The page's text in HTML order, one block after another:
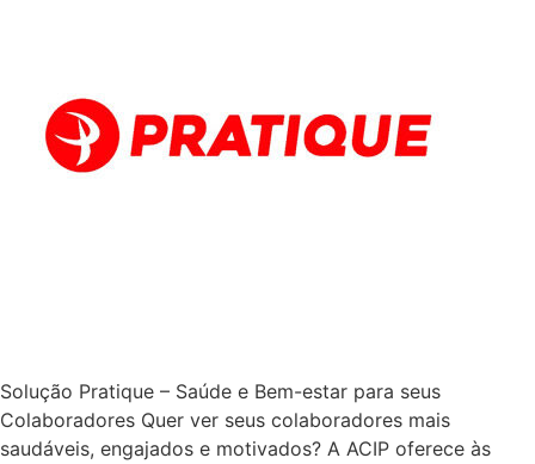
Solução Pratique – Saúde e Bem-estar para seus
Colaboradores Quer ver seus colaboradores mais
saudáveis, engajados e motivados? A ACIP oferece às